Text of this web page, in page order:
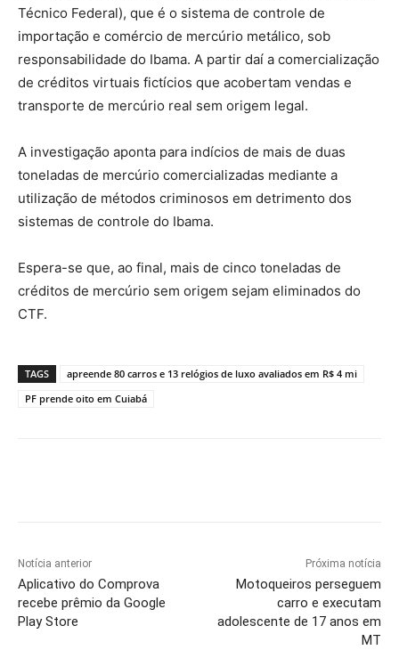
Técnico Federal), que é o sistema de controle de
importação e comércio de mercúrio metálico, sob
responsabilidade do Ibama. A partir daí a comercialização
de créditos virtuais fictícios que acobertam vendas e
transporte de mercúrio real sem origem legal.
A investigação aponta para indícios de mais de duas
toneladas de mercúrio comercializadas mediante a
utilização de métodos criminosos em detrimento dos
sistemas de controle do Ibama.
Espera-se que, ao final, mais de cinco toneladas de
créditos de mercúrio sem origem sejam eliminados do
CTF.
TAGS
apreende 80 carros e 13 relógios de luxo avaliados em R$ 4 mi
PF prende oito em Cuiabá
Notícia anterior
Aplicativo do Comprova
recebe prêmio da Google
Play Store
Próxima notícia
Motoqueiros perseguem
carro e executam
adolescente de 17 anos em
MT